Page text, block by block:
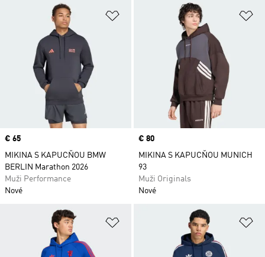
Pridať do zoznamu želaných
Price
€ 65
MIKINA S KAPUCŇOU BMW
BERLIN Marathon 2026
Muži Performance
Nové
Price
€ 80
MIKINA S KAPUCŇOU MUNICH
93
Muži Originals
Nové
Pridať do zoznamu želaných